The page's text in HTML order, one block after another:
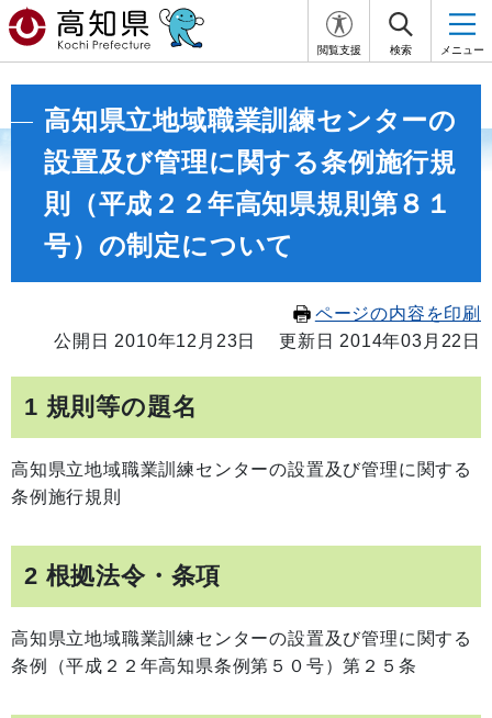
閲覧支援 検索 メニュー
高知県立地域職業訓練センターの
設置及び管理に関する条例施行規
則（平成２２年高知県規則第８１
号）の制定について
ページの内容を印刷
公開日 2010年12月23日
更新日 2014年03月22日
1 規則等の題名
高知県立地域職業訓練センターの設置及び管理に関する
条例施行規則
2 根拠法令・条項
高知県立地域職業訓練センターの設置及び管理に関する
条例（平成２２年高知県条例第５０号）第２５条